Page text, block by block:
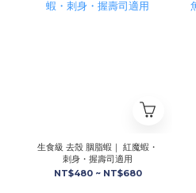
生食級 去殼 胭脂蝦｜ 紅魔蝦・
刺身・握壽司適用
NT$480 ~ NT$680